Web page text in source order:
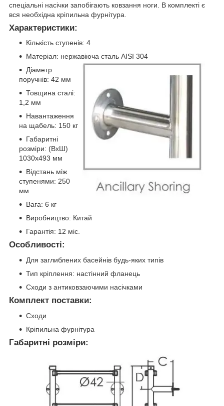
спеціальні насічки запобігають ковзання ноги. В комплекті є
вся необхідна кріпильна фурнітура.
Характеристики:
Кількість ступенів: 4
Матеріал: нержавіюча сталь AISI 304
Діаметр
поручнів: 42 мм
Товщина сталі:
1,2 мм
Навантаження
на щабель: 150 кг
Габаритні
розміри: (ВхШ)
1030х493 мм
Відстань між
ступенями: 250
мм
Вага: 6 кг
Виробництво: Китай
Гарантія: 12 міс.
Особливості:
Для заглиблених басейнів будь-яких типів
Тип кріплення: настінний фланець
Сходи з антиковзаючими насічками
Комплект поставки:
Сходи
Кріпильна фурнітура
Габаритні розміри: